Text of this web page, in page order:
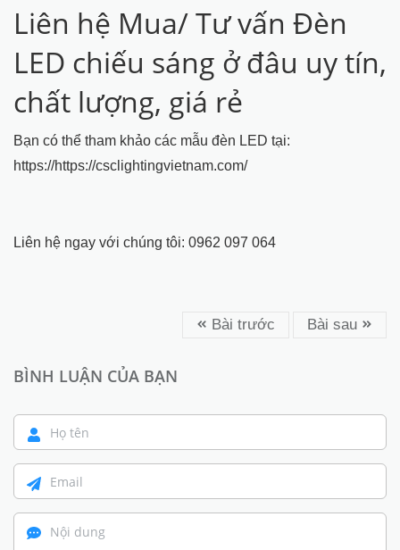
Liên hệ Mua/ Tư vấn Đèn
LED chiếu sáng ở đâu uy tín,
chất lượng, giá rẻ
Bạn có thể tham khảo các mẫu đèn LED tại:
https://https://csclightingvietnam.com/
Liên hệ ngay với chúng tôi: 0962 097 064
Bài trước Bài sau
BÌNH LUẬN CỦA BẠN